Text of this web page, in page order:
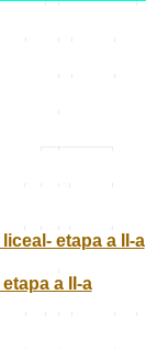
etapa a II-a
a II-a